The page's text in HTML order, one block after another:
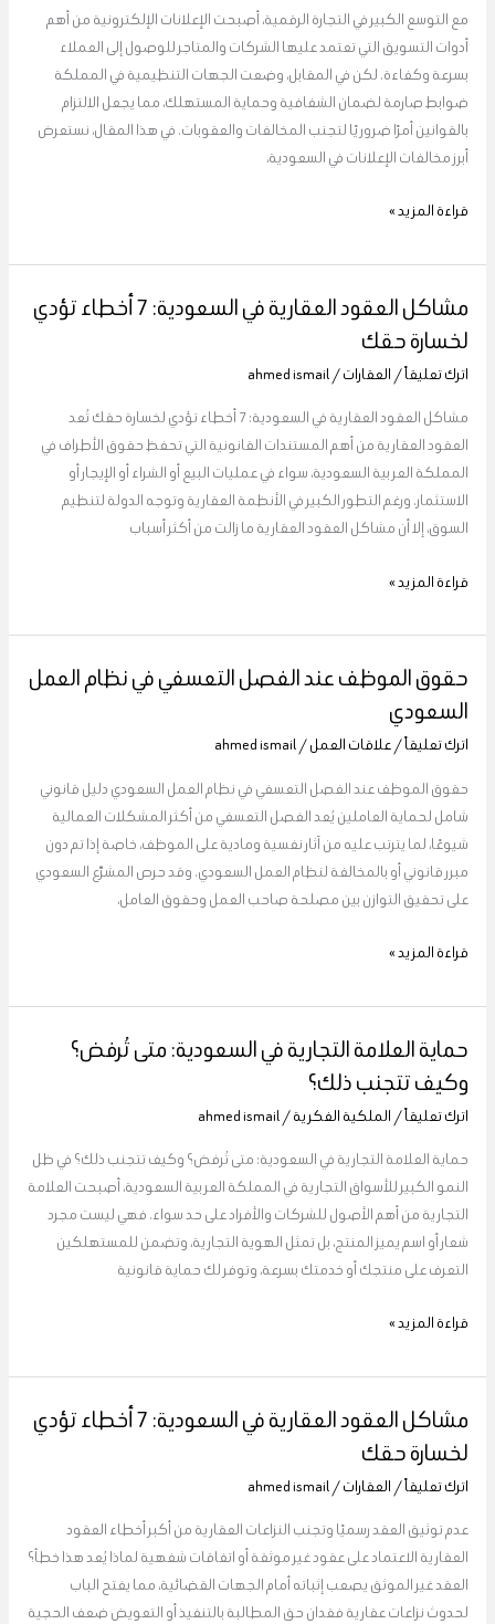
مع التوسع الكبير في التجارة الرقمية، أصبحت الإعلانات الإلكترونية من أهم
أدوات التسويق التي تعتمد عليها الشركات والمتاجر للوصول إلى العملاء
بسرعة وكفاءة. لكن في المقابل، وضعت الجهات التنظيمية في المملكة
ضوابط صارمة لضمان الشفافية وحماية المستهلك، مما يجعل الالتزام
بالقوانين أمرًا ضروريًا لتجنب المخالفات والعقوبات. في هذا المقال، نستعرض
أبرز مخالفات الإعلانات في السعودية،
الإلكترونية
بالسعودية
والعقوبات
المترتبة
قراءة المزيد »
مشاكل العقود العقارية في السعودية: 7 أخطاء تؤدي
لخسارة حقك
اترك تعليقاً/ العقارات/
ahmed ismail
مشاكل العقود العقارية في السعودية: 7 أخطاء تؤدي لخسارة حقك تُعد
العقود العقارية من أهم المستندات القانونية التي تحفظ حقوق الأطراف في
المملكة العربية السعودية، سواء في عمليات البيع أو الشراء أو الإيجار أو
الاستثمار. ورغم التطور الكبير في الأنظمة العقارية وتوجه الدولة لتنظيم
السوق، إلا أن مشاكل العقود العقارية ما زالت من أكثر أسباب
مشاكل
العقود
العقارية
في
السعودية:
7
أخطاء
تؤدي
لخسارة
قراءة المزيد »
حقوق الموظف عند الفصل التعسفي في نظام العمل
السعودي
اترك تعليقاً/ علاقات العمل/
ahmed ismail
حقوق الموظف عند الفصل التعسفي في نظام العمل السعودي دليل قانوني
شامل لحماية العاملين يُعد الفصل التعسفي من أكثر المشكلات العمالية
شيوعًا، لما يترتب عليه من آثار نفسية ومادية على الموظف، خاصة إذا تم دون
مبرر قانوني أو بالمخالفة لنظام العمل السعودي. وقد حرص المشرّع السعودي
على تحقيق التوازن بين مصلحة صاحب العمل وحقوق العامل،
حقوق
الموظف
الفصل
التعسفي
في
نظام
العمل
السعودي
قراءة المزيد »
حماية العلامة التجارية في السعودية: متى تُرفض؟
وكيف تتجنب ذلك؟
اترك تعليقاً/ الملكية الفكرية/
ahmed ismail
حماية العلامة التجارية في السعودية: متى تُرفض؟ وكيف تتجنب ذلك؟ في ظل
النمو الكبير للأسواق التجارية في المملكة العربية السعودية، أصبحت العلامة
التجارية من أهم الأصول للشركات والأفراد على حد سواء. فهي ليست مجرد
شعار أو اسم يميز المنتج، بل تمثل الهوية التجارية، وتضمن للمستهلكين
التعرف على منتجك أو خدمتك بسرعة، وتوفر لك حماية قانونية
حماية
العلامة
التجارية
في
السعودية:
متى
تُرفض؟
وكيف
تتجنب
قراءة المزيد »
مشاكل العقود العقارية في السعودية: 7 أخطاء تؤدي
لخسارة حقك
اترك تعليقاً/ العقارات/
ahmed ismail
عدم توثيق العقد رسميًا وتجنب النزاعات العقارية من أكبر أخطاء العقود
العقارية الاعتماد على عقود غير موثقة أو اتفاقات شفهية لماذا يُعد هذا خطأ؟
العقد غير الموثق يصعب إثباته أمام الجهات القضائية، مما يفتح الباب
لحدوث نزاعات عقارية فقدان حق المطالبة بالتنفيذ أو التعويض ضعف الحجية
مشاكل
العقود
العقارية
في
السعودية:
7
أخطاء
تؤدي